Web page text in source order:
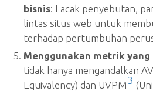
bisnis: Lacak penyebutan,
lintas situs web untuk
terhadap pertumbuhan
Menggunakan metrik
tidak hanya mengandalkan
Equivalency) dan UVPM 3